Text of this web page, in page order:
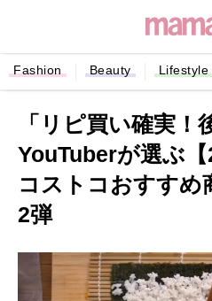
Fashion Beauty Lifestyle
「リピ買い確実！
YouTuberが選ぶ【
コストコおすすめ
2弾